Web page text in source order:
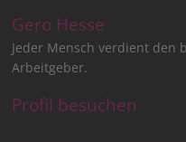
Gero Hesse
Jeder Mensch verdient den
Arbeitgeber.
Profil besuchen